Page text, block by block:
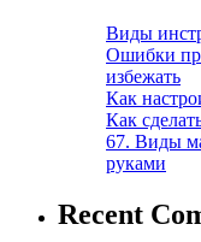
Виды
Ошибки
избежать
Как
Как
67. Виды
руками
Recent